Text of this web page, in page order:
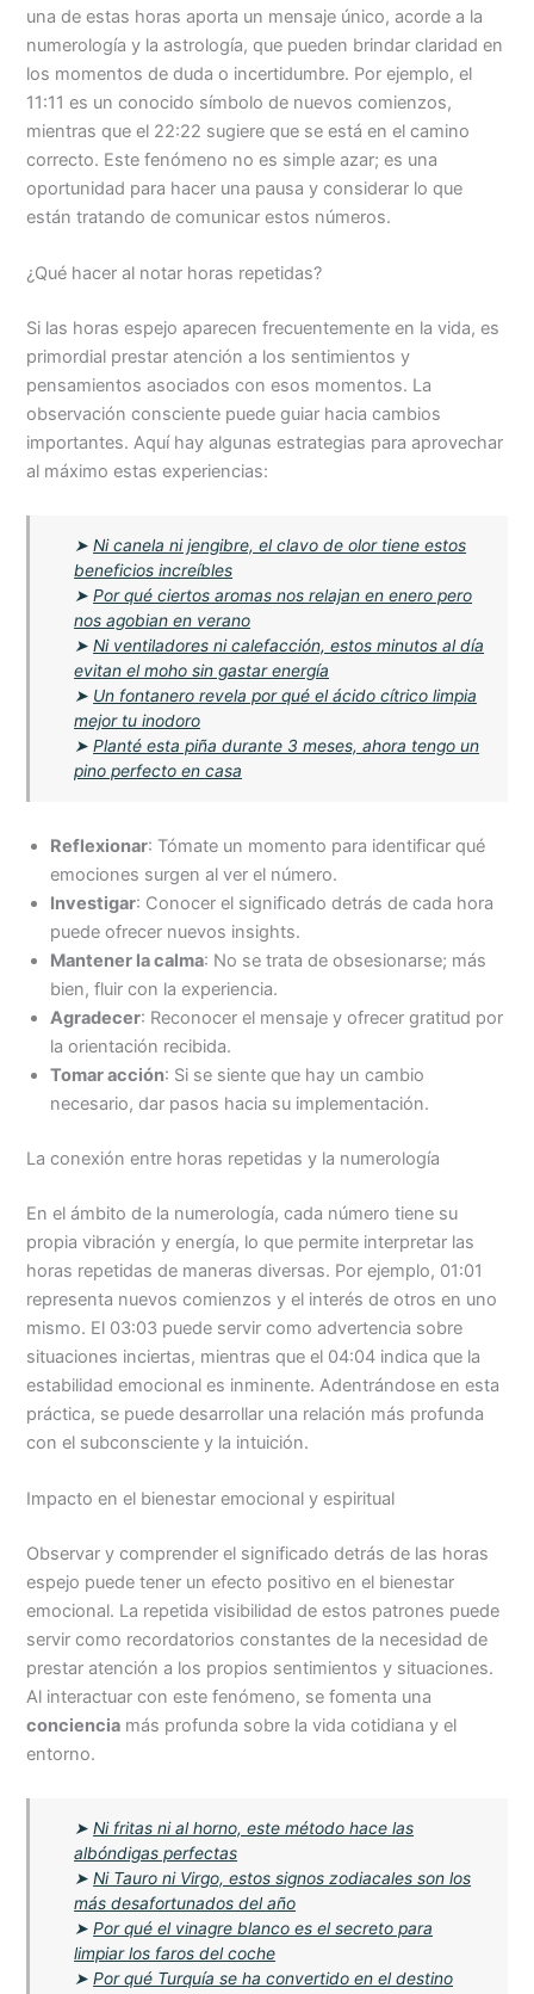
una de estas horas aporta un mensaje único, acorde a la
numerología y la astrología, que pueden brindar claridad en
los momentos de duda o incertidumbre. Por ejemplo, el
11:11 es un conocido símbolo de nuevos comienzos,
mientras que el 22:22 sugiere que se está en el camino
correcto. Este fenómeno no es simple azar; es una
oportunidad para hacer una pausa y considerar lo que
están tratando de comunicar estos números.
¿Qué hacer al notar horas repetidas?
Si las horas espejo aparecen frecuentemente en la vida, es
primordial prestar atención a los sentimientos y
pensamientos asociados con esos momentos. La
observación consciente puede guiar hacia cambios
importantes. Aquí hay algunas estrategias para aprovechar
al máximo estas experiencias:
➤Ni canela ni jengibre, el clavo de olor tiene estos
beneficios increíbles
➤Por qué ciertos aromas nos relajan en enero pero
nos agobian en verano
➤Ni ventiladores ni calefacción, estos minutos al día
evitan el moho sin gastar energía
➤ Un fontanero revela por qué el ácido cítrico limpia
mejor tu inodoro
➤Planté esta piña durante 3 meses, ahora tengo un
pino perfecto en casa
Reflexionar: Tómate un momento para identificar qué
emociones surgen al ver el número.
Investigar: Conocer el significado detrás de cada hora
puede ofrecer nuevos insights.
Mantener la calma: No se trata de obsesionarse; más
bien, fluir con la experiencia.
Agradecer: Reconocer el mensaje y ofrecer gratitud por
la orientación recibida.
Tomar acción: Si se siente que hay un cambio
necesario, dar pasos hacia su implementación.
La conexión entre horas repetidas y la numerología
En el ámbito de la numerología, cada número tiene su
propia vibración y energía, lo que permite interpretar las
horas repetidas de maneras diversas. Por ejemplo, 01:01
representa nuevos comienzos y el interés de otros en uno
mismo. El 03:03 puede servir como advertencia sobre
situaciones inciertas, mientras que el 04:04 indica que la
estabilidad emocional es inminente. Adentrándose en esta
práctica, se puede desarrollar una relación más profunda
con el subconsciente y la intuición.
Impacto en el bienestar emocional y espiritual
Observar y comprender el significado detrás de las horas
espejo puede tener un efecto positivo en el bienestar
emocional. La repetida visibilidad de estos patrones puede
servir como recordatorios constantes de la necesidad de
prestar atención a los propios sentimientos y situaciones.
Al interactuar con este fenómeno, se fomenta una
conciencia más profunda sobre la vida cotidiana y el
entorno.
➤Ni fritas ni al horno, este método hace las
albóndigas perfectas
➤Ni Tauro ni Virgo, estos signos zodiacales son los
más desafortunados del año
➤Por qué el vinagre blanco es el secreto para
limpiar los faros del coche
➤Por qué Turquía se ha convertido en el destino